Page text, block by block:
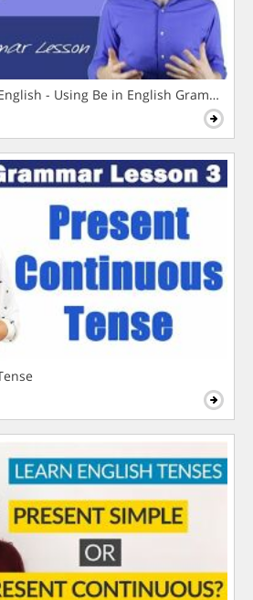
- Using Be in English Grammar